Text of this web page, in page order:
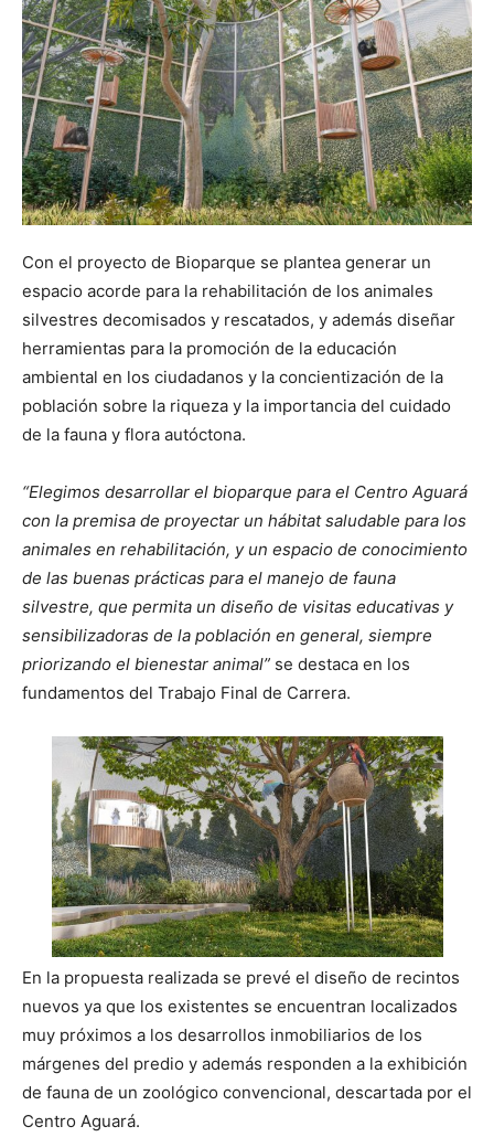
Con el proyecto de Bioparque se plantea generar un
espacio acorde para la rehabilitación de los animales
silvestres decomisados y rescatados, y además diseñar
herramientas para la promoción de la educación
ambiental en los ciudadanos y la concientización de la
población sobre la riqueza y la importancia del cuidado
de la fauna y flora autóctona.
“Elegimos desarrollar el bioparque para el Centro Aguará
con la premisa de proyectar un hábitat saludable para los
animales en rehabilitación, y un espacio de conocimiento
de las buenas prácticas para el manejo de fauna
silvestre, que permita un diseño de visitas educativas y
sensibilizadoras de la población en general, siempre
priorizando el bienestar animal” se destaca en los
fundamentos del Trabajo Final de Carrera.
En la propuesta realizada se prevé el diseño de recintos
nuevos ya que los existentes se encuentran localizados
muy próximos a los desarrollos inmobiliarios de los
márgenes del predio y además responden a la exhibición
de fauna de un zoológico convencional, descartada por el
Centro Aguará.